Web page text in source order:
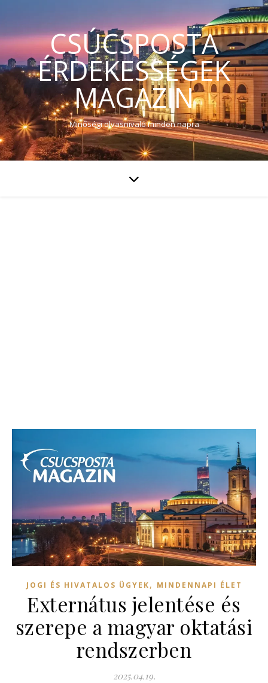
CSÚCSPOSTA
ÉRDEKESSÉGEK
MAGAZIN
Minőségi olvasnivaló minden napra
JOGI ÉS HIVATALOS ÜGYEK, MINDENNAPI ÉLET
Externátus jelentése és
szerepe a magyar oktatási
rendszerben
2025.04.19.